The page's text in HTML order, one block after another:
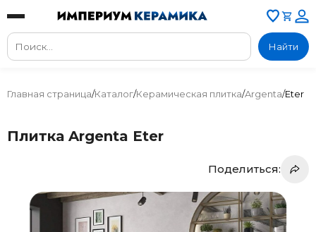
Найти
Главная страница/Каталог/Керамическая плитка/Argenta/Eter
Плитка Argenta Eter
Поделиться: